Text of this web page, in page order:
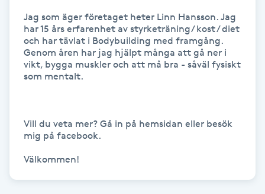
IPL hårborttagning
Japansk massage
Jag som äger företaget heter Linn Hansson. Jag
har 15 års erfarenhet av styrketräning/ kost / diet
och har tävlat i Bodybuilding med framgång.
Genom åren har jag hjälpt många att gå ner i
vikt, bygga muskler och att må bra - såväl fysiskt
som mentalt.
Vill du veta mer? Gå in på hemsidan eller besök
mig på facebook.
Välkommen!